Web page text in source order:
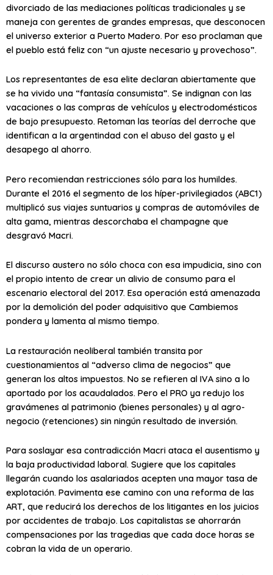
divorciado de las mediaciones políticas tradicionales y se
maneja con gerentes de grandes empresas, que desconocen
el universo exterior a Puerto Madero. Por eso proclaman que
el pueblo está feliz con “un ajuste necesario y provechoso”.
Los representantes de esa elite declaran abiertamente que
se ha vivido una “fantasía consumista”. Se indignan con las
vacaciones o las compras de vehículos y electrodomésticos
de bajo presupuesto. Retoman las teorías del derroche que
identifican a la argentindad con el abuso del gasto y el
desapego al ahorro.
Pero recomiendan restricciones sólo para los humildes.
Durante el 2016 el segmento de los híper-privilegiados (ABC1)
multiplicó sus viajes suntuarios y compras de automóviles de
alta gama, mientras descorchaba el champagne que
desgravó Macri.
El discurso austero no sólo choca con esa impudicia, sino con
el propio intento de crear un alivio de consumo para el
escenario electoral del 2017. Esa operación está amenazada
por la demolición del poder adquisitivo que Cambiemos
pondera y lamenta al mismo tiempo.
La restauración neoliberal también transita por
cuestionamientos al “adverso clima de negocios” que
generan los altos impuestos. No se refieren al IVA sino a lo
aportado por los acaudalados. Pero el PRO ya redujo los
gravámenes al patrimonio (bienes personales) y al agro-
negocio (retenciones) sin ningún resultado de inversión.
Para soslayar esa contradicción Macri ataca el ausentismo y
la baja productividad laboral. Sugiere que los capitales
llegarán cuando los asalariados acepten una mayor tasa de
explotación. Pavimenta ese camino con una reforma de las
ART, que reducirá los derechos de los litigantes en los juicios
por accidentes de trabajo. Los capitalistas se ahorrarán
compensaciones por las tragedias que cada doce horas se
cobran la vida de un operario.